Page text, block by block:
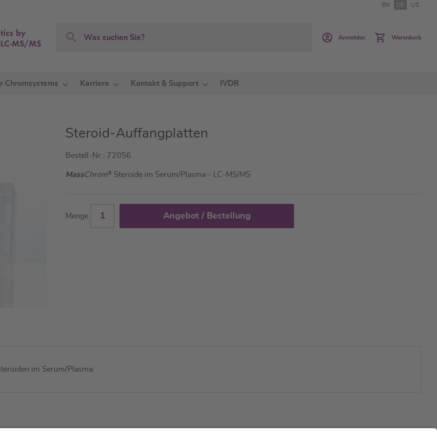
EN DE US
Search
Anmelden Warenkorb
Chromsystems Karriere Kontakt & Support IVDR
Steroid-Auffangplatten
Bestell-Nr.: 72056
MassChrom® Steroide im Serum/Plasma - LC-MS/MS
Menge Angebot / Bestellung
im Serum/Plasma.